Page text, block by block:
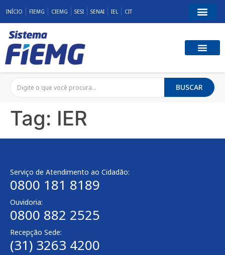
INÍCIO FIEMG CIEMG SESI SENAI IEL CIT
BUSCAR
Tag: IER
Serviço de Atendimento ao Cidadão:
0800 181 8189
Ouvidoria:
0800 882 2525​
Recepção Sede:
(31) 3263 4200